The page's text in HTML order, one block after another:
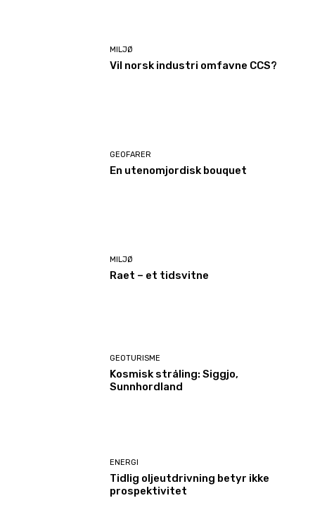
MILJØ
Vil norsk industri omfavne CCS?
GEOFARER
En utenomjordisk bouquet
MILJØ
Raet – et tidsvitne
GEOTURISME
Kosmisk stråling: Siggjo,
Sunnhordland
ENERGI
Tidlig oljeutdrivning betyr ikke
prospektivitet